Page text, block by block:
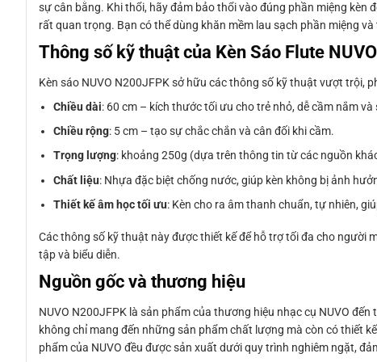
sự cân bằng. Khi thổi, hãy đảm bảo thổi vào đúng phần miệng kèn
rất quan trọng. Bạn có thể dùng khăn mềm lau sạch phần miệng
Thông số kỹ thuật của Kèn Sáo Flute
Kèn sáo NUVO N200JFPK sở hữu các thông số kỹ thuật vượt trội,
Chiều dài: 60 cm – kích thước tối ưu cho trẻ nhỏ, dễ cầm nắm và
Chiều rộng: 5 cm – tạo sự chắc chắn và cân đối khi cầm.
Trọng lượng: khoảng 250g (dựa trên thông tin từ các nguồn
Chất liệu: Nhựa đặc biệt chống nước, giúp kèn không bị ảnh
Thiết kế âm học tối ưu: Kèn cho ra âm thanh chuẩn, tự nhiên,
Các thông số kỹ thuật này được thiết kế để hỗ trợ tối đa cho người
tập và biểu diễn.
Nguồn gốc và thương hiệu
NUVO N200JFPK là sản phẩm của thương hiệu nhạc cụ NUVO
không chỉ mang đến những sản phẩm chất lượng mà còn có thiết
phẩm của NUVO đều được sản xuất dưới quy trình nghiêm ngặt,